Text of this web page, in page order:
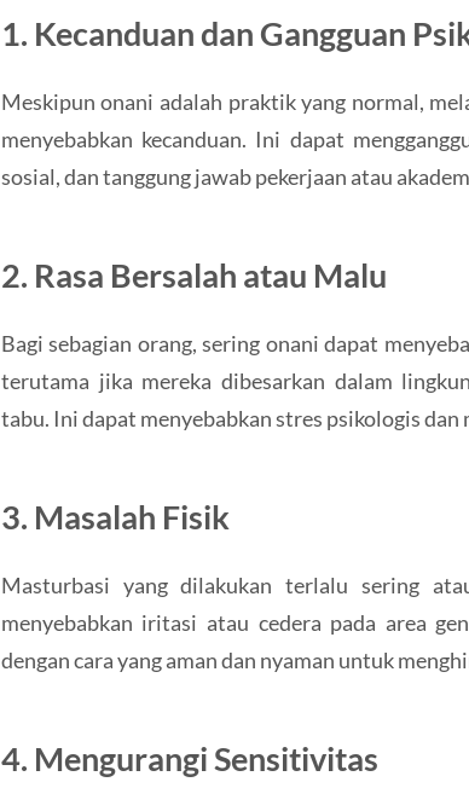
1. Kecanduan dan Gangguan
Meskipun onani adalah praktik yang normal,
menyebabkan kecanduan. Ini dapat
sosial, dan tanggung jawab pekerjaan atau
2. Rasa Bersalah atau Malu
Bagi sebagian orang, sering onani dapat
terutama jika mereka dibesarkan dalam
tabu. Ini dapat menyebabkan stres psikologis
3. Masalah Fisik
Masturbasi yang dilakukan terlalu sering
menyebabkan iritasi atau cedera pada area
dengan cara yang aman dan nyaman untuk
4. Mengurangi Sensitivitas